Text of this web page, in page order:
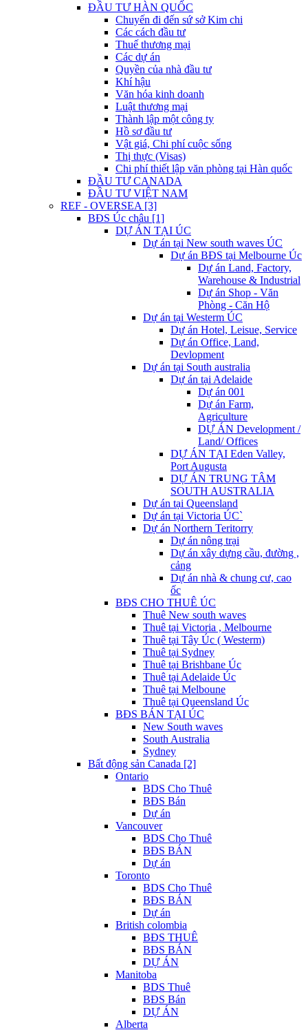
ĐẦU TƯ HÀN QUỐC
Chuyến đi đến sứ sở Kim chi
Các cách đầu tư
Thuế thương mại
Các dự án
Quyền của nhà đầu tư
Khí hậu
Văn hóa kinh doanh
Luật thương mại
Thành lập một công ty
Hồ sơ đầu tư
Vật giá, Chi phí cuộc sống
Thị thực (Visas)
Chi phí thiết lập văn phòng tại Hàn quốc
ĐẦU TƯ CANADA
ĐẦU TƯ VIỆT NAM
REF - OVERSEA [3]
BĐS Úc châu [1]
DỰ ÁN TẠI ÚC
Dự án tại New south waves ÚC
Dự án BĐS tại Melbourne Úc
Dự án Land, Factory,
Warehouse & Industrial
Dự án Shop - Văn
Phòng - Căn Hộ
Dự án tại Westerm ÚC
Dự án Hotel, Leisue, Service
Dự án Office, Land,
Devlopment
Dự án tại South australia
Dự án tại Adelaide
Dự án 001
Dự án Farm,
Agriculture
DỰ ÁN Development /
Land/ Offices
DỰ ÁN TẠI Eden Valley,
Port Augusta
DỰ ÁN TRUNG TÂM
SOUTH AUSTRALIA
Dự án tại Queensland
Dự án tại Victoria ÚC`
Dự án Northern Teritorry
Dự án nông trại
Dự án xây dựng cầu, đường ,
cảng
Dự án nhà & chung cư, cao
ốc
BĐS CHO THUÊ ÚC
Thuê New south waves
Thuê tại Victoria , Melbourne
Thuê tại Tây Úc ( Westerm)
Thuê tại Sydney
Thuê tại Brishbane Úc
Thuê tại Adelaide Úc
Thuê tại Melboune
Thuê tại Queensland Úc
BĐS BÁN TẠI ÚC
New South waves
South Australia
Sydney
Bất động sản Canada [2]
Ontario
BDS Cho Thuê
BĐS Bán
Dự án
Vancouver
BDS Cho Thuê
BĐS BÁN
Dự án
Toronto
BDS Cho Thuê
BĐS BÁN
Dự án
British colombia
BĐS THUÊ
BĐS BÁN
DỰ ÁN
Manitoba
BDS Thuê
BĐS Bán
DỰ ÁN
Alberta